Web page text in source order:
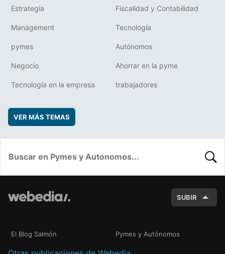
Estrategia Fiscalidad y Contabilidad
Management Tecnología
pymes Autónomos
Negocio Ahorrar en la pyme
Tecnología en la empresa trabajadores
VER MÁS TEMAS
SUBIR
El Blog Salmón Pymes y Autónomos